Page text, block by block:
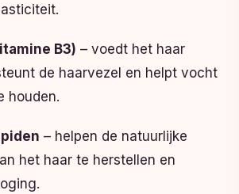
B3) – voedt het haar
de haarvezel en helpt vocht
houden.
– helpen de natuurlijke
het haar te herstellen en